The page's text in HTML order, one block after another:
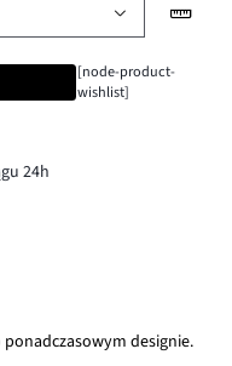
[node-product-
wishlist]
24h
designie.